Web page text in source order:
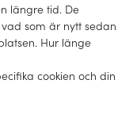
längre tid. De
som är nytt sedan
Hur länge
cookien och din